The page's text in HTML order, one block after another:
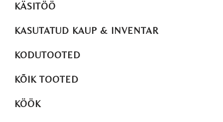
KÄSITÖÖ
KASUTATUD KAUP & INVENTAR
KODUTOOTED
KÕIK TOOTED
KÖÖK